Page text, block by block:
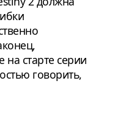
старте серии
говорить,